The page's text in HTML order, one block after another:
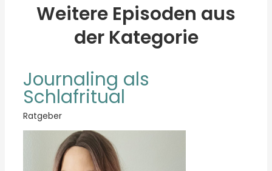
Weitere Episoden aus
der Kategorie
Journaling als
Schlafritual
Ratgeber